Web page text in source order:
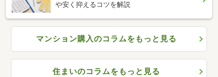
や安く抑えるコツを解説
マンション購入のコラムをもっと見る
住まいのコラムをもっと見る